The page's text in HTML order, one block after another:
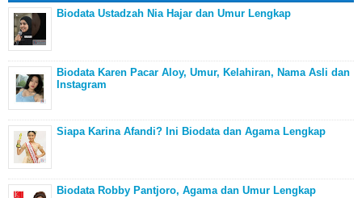
Biodata Ustadzah Nia Hajar dan Umur Lengkap
Biodata Karen Pacar Aloy, Umur, Kelahiran, Nama Asli dan
Instagram
Siapa Karina Afandi? Ini Biodata dan Agama Lengkap
Biodata Robby Pantjoro, Agama dan Umur Lengkap